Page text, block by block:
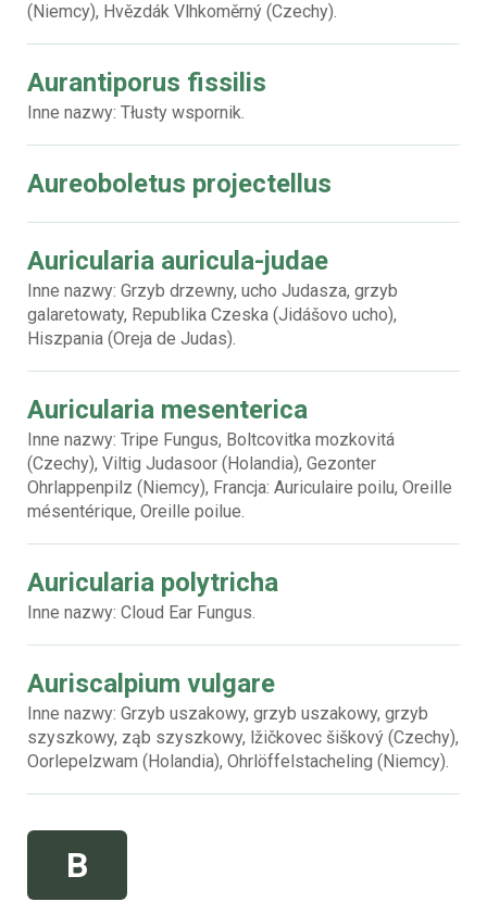
(Niemcy), Hvězdák Vlhkoměrný (Czechy).
Aurantiporus fissilis
Inne nazwy: Tłusty wspornik.
Aureoboletus projectellus
Auricularia auricula-judae
Inne nazwy: Grzyb drzewny, ucho Judasza, grzyb
galaretowaty, Republika Czeska (Jidášovo ucho),
Hiszpania (Oreja de Judas).
Auricularia mesenterica
Inne nazwy: Tripe Fungus, Boltcovitka mozkovitá
(Czechy), Viltig Judasoor (Holandia), Gezonter
Ohrlappenpilz (Niemcy), Francja: Auriculaire poilu, Oreille
mésentérique, Oreille poilue.
Auricularia polytricha
Inne nazwy: Cloud Ear Fungus.
Auriscalpium vulgare
Inne nazwy: Grzyb uszakowy, grzyb uszakowy, grzyb
szyszkowy, ząb szyszkowy, lžičkovec šiškový (Czechy),
Oorlepelzwam (Holandia), Ohrlöffelstacheling (Niemcy).
B